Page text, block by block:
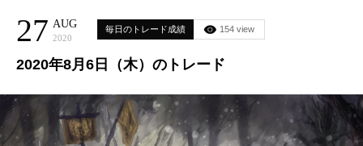
27 AUG
2020
毎日のトレード成績 154 view
2020年8月6日（木）のトレード
RESULT
SUCCESS
CONSULTING